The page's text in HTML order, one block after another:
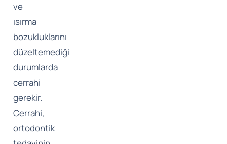
ve
ısırma
bozukluklarını
düzeltemediği
durumlarda
cerrahi
gerekir.
Cerrahi,
ortodontik